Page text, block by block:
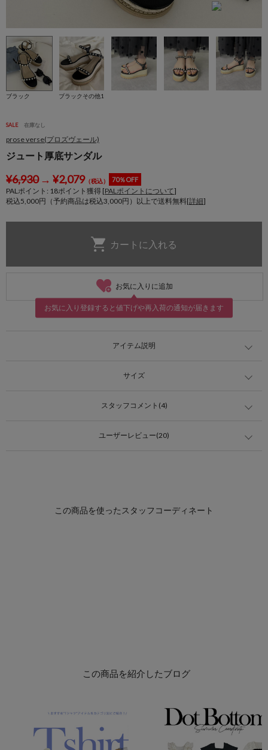
ブラック ブラックその他1
SALE 在庫なし
prose verse(プロズヴェール)
ジュート厚底サンダル
¥6,930→ ¥2,079 （税込） 70％OFF
PALポイント: 18ポイント獲得 [PALポイントについて]
税込5,000円（予約商品は税込3,000円）以上で送料無料[詳細]
お気に入りに追加
お気に入り登録すると値下げや再入荷の通知が届きます
アイテム説明
サイズ
スタッフコメント(4)
ユーザーレビュー(20)
この商品を紹介したブログ